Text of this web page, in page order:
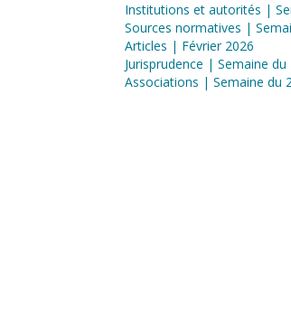
Institutions et autorités |
Sources normatives |
Articles | Février 2026
Jurisprudence | Semaine
Associations | Semaine du